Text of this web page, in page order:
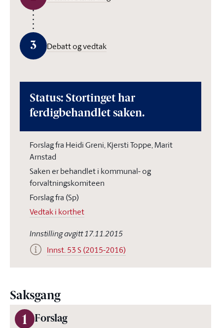
3 Debatt og vedtak
Status: Stortinget har
ferdigbehandlet saken.
Forslag fra Heidi Greni, Kjersti Toppe, Marit
Arnstad
Saken er behandlet i kommunal- og
forvaltningskomiteen
Forslag fra (Sp)
Vedtak i korthet
Innstilling avgitt 17.11.2015
Innst. 53 S (2015-2016)
Saksgang
1 Forslag